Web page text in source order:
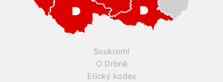
Soukromí
O Drbně
Etický kodex